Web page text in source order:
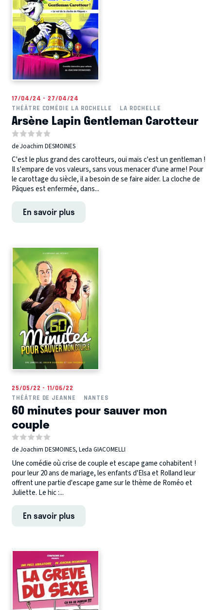
17/04/24 - 27/04/24
THÉÂTRE COMÉDIE LA ROCHELLE
LA ROCHELLE
Arsène Lapin Gentleman Carotteur
de Joachim DESMOINES
C'est le plus grand des carotteurs, oui mais c'est un gentleman !
Il s'empare de vos valeurs, sans vous menacer d'une arme! Pour
le carottage du siècle, il a besoin de se faire aider. La cloche de
Pâques est enfermée, dans...
En savoir plus
25/05/22 - 11/06/22
THÉÂTRE DE JEANNE
NANTES
60 minutes pour sauver mon
couple
de Joachim DESMOINES, Leda GIACOMELLI
Une comédie où crise de couple et escape game cohabitent !
pour leur 20 ans de mariage, les enfants d'Elsa et Rolland leur
offrent une partie d'escape game sur le thème de Roméo et
Juliette. Le hic :...
En savoir plus